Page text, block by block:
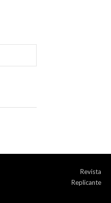
Revista
Replicante